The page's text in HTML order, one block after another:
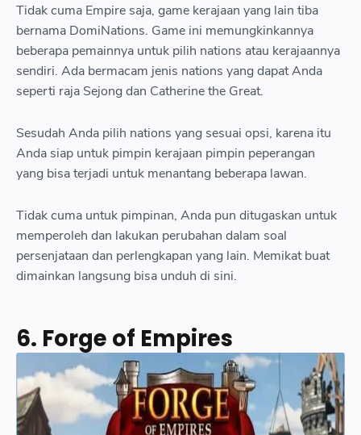
pSBSpVEsH4QOzjXaZvrHbXsDtEUofSNTIKj6RLnNMqrqztmC2
4rtEFRrpXDmyeaDR7sCclbq nciuY 6og8CJNiYdxye w640 h270
Kingdom of HF width 640 a td tr tr td class tr caption style text
style text align left Kingdom of HF span td tr tbody table div
Game ini berisi pertarungan real time yang mengikutsertakan
pemain lain lewat cara online span span div
Tidak cuma Empire saja, game kerajaan yang lain tiba
bernama DomiNations. Game ini memungkinkannya
beberapa pemainnya untuk pilih nations atau kerajaannya
sendiri. Ada bermacam jenis nations yang dapat Anda
seperti raja Sejong dan Catherine the Great.
Sesudah Anda pilih nations yang sesuai opsi, karena itu
Anda siap untuk pimpin kerajaan pimpin peperangan
yang bisa terjadi untuk menantang beberapa lawan.
Tidak cuma untuk pimpinan, Anda pun ditugaskan untuk
memperoleh dan lakukan perubahan dalam soal
persenjataan dan perlengkapan yang lain. Memikat buat
dimainkan langsung bisa unduh di sini.
6. Forge of Empires